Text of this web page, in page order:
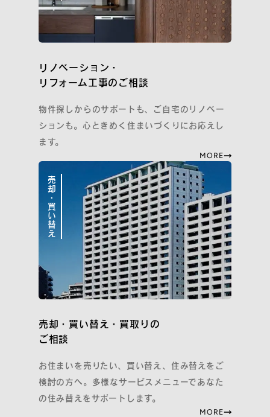
リノベーション・
リフォーム工事のご相談
物件探しからのサポートも、ご自宅のリノベー
ションも。心ときめく住まいづくりにお応えし
ます。
MORE
売却・買い替え
売却・買い替え・買取りの
ご相談
お住まいを売りたい、買い替え、住み替えをご
検討の方へ。多様なサービスメニューであなた
の住み替えをサポートします。
MORE